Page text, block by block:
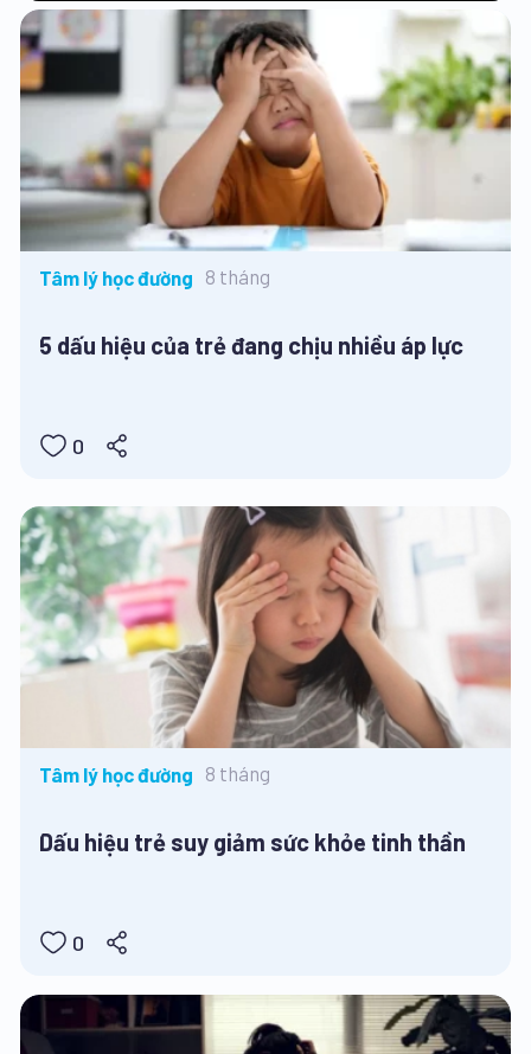
Tâm lý học đường 8 tháng
5 dấu hiệu của trẻ đang chịu nhiều áp lực
0
Tâm lý học đường 8 tháng
Dấu hiệu trẻ suy giảm sức khỏe tinh thần
0